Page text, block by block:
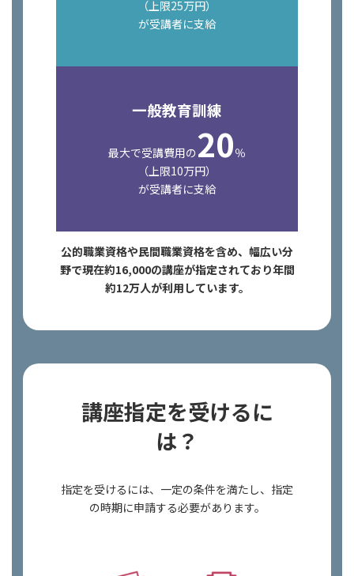
（上限25万円）
が受講者に支給
一般教育訓練
最大で受講費用の 20％
（上限10万円）
が受講者に支給
公的職業資格や民間職業資格を含め、幅広い分
野で現在約16,000の講座が指定されており年間
約12万人が利用しています。
講座指定を受けるに
は？
指定を受けるには、一定の条件を満たし、指定
の時期に申請する必要があります。